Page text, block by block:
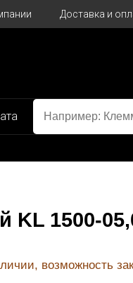
Доставка и
KL 1500-
возможность